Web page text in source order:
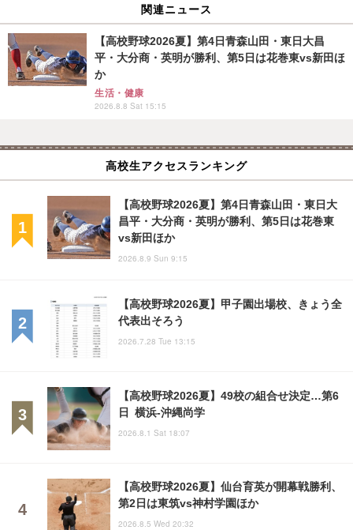
関連ニュース
【高校野球2026夏】第4日青森山田・東日大昌
平・大分商・英明が勝利、第5日は花巻東vs新田ほ
か
生活・健康
2026.8.8 Sat 15:15
高校生アクセスランキング
【高校野球2026夏】第4日青森山田・東日大
昌平・大分商・英明が勝利、第5日は花巻東
vs新田ほか
2026.8.9 Sun 9:15
【高校野球2026夏】甲子園出場校、きょう全
代表出そろう
2026.7.28 Tue 13:15
【高校野球2026夏】49校の組合せ決定…第6
日 横浜-沖縄尚学
2026.8.1 Sat 18:07
【高校野球2026夏】仙台育英が開幕戦勝利、
第2日は東筑vs神村学園ほか
2026.8.5 Wed 20:32